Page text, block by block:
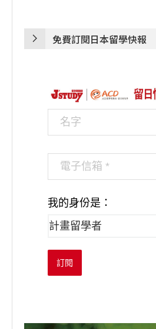
免費訂閱日本留學快報
我的身份是：
訂閱